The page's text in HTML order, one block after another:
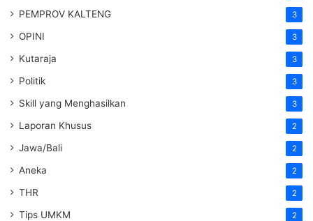
PEMPROV KALTENG 3
OPINI 3
Kutaraja 3
Politik 3
Skill yang Menghasilkan 3
Laporan Khusus 2
Jawa/Bali 2
Aneka 2
THR 2
Tips UMKM 2